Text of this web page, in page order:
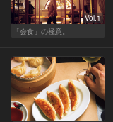
Vol.1
「会食」の極意。